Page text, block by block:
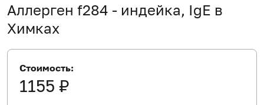
Аллерген f284 - индейка, IgE в
Химках
Стоимость:
1155 ₽